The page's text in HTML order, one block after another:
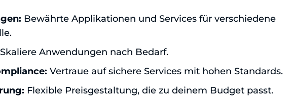
Bewährte Applikationen und Services für verschiedene
Skaliere Anwendungen nach Bedarf.
Vertraue auf sichere Services mit hohen Standards.
Flexible Preisgestaltung, die zu deinem Budget passt.